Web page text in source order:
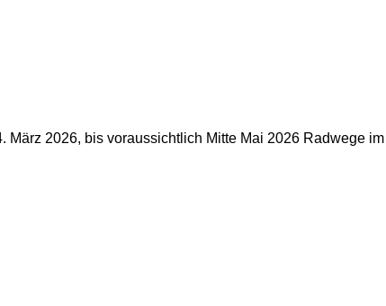
2026, bis voraussichtlich Mitte Mai 2026 Radwege